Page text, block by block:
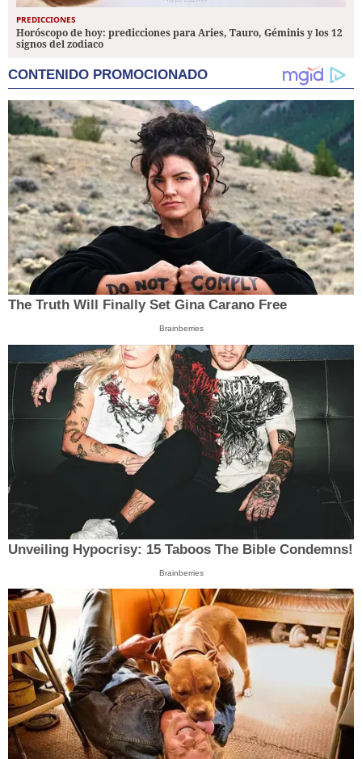
PREDICCIONES
Horóscopo de hoy: predicciones para Aries, Tauro, Géminis y los 12
signos del zodiaco
CONTENIDO PROMOCIONADO
The Truth Will Finally Set Gina Carano Free
Brainberries
Unveiling Hypocrisy: 15 Taboos The Bible Condemns!
Brainberries